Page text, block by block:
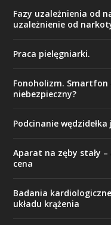
Fazy uzależnienia od
uzależnienie od
Praca pielęgniarki.
Fonoholizm.
niebezpieczny?
Podcinanie
Aparat na zęby stały
cena
Badania
układu krążenia